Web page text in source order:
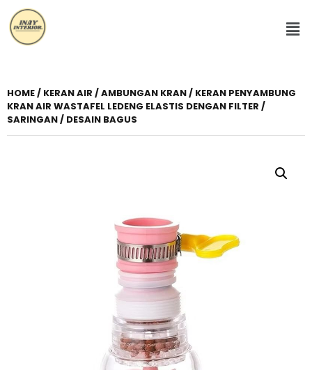
HOME/ KERAN AIR / AMBUNGAN KRAN / KERAN PENYAMBUNG
KRAN AIR WASTAFEL LEDENG ELASTIS DENGAN FILTER /
SARINGAN / DESAIN BAGUS